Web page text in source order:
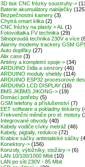
3D tisk CNC frézky soustruhy->
Baterie akumulátory nabíječky
Bezpečnostní kamery (3)
Chytrá smart klika (2)
CNC frézky na plasty + AL
(1)
Fotovoltaika FV technika (29)
Silnoproudá technika 230V a více
Alarmy modemy trackery GSM
Auto doplňky (27)
Alix case (3)
Antény a kompletní spoje-> (34)
ARDUINO čidla a senzory (46)
ARDUINO moduly shieldy (114)
ARDUINO ESP32 procesorové
ARDUINO LCD DISPLAY (16)
BMS JKBMS JIKONG-> (19)
Domácí potřeby (5)
GSM telefony a příslušenství (7)
EET software a pokladny tiskárny
Frekvenční měniče pro el. motory
Integrované obvody (40)
Kabely vodiče cívky metráž (46)
Kabely, pigtaily, redukce (72)
Krabice sáčky antistatické sáčky
Konektory-> (156)
Konzoly, výložníky, stožáry-> (6)
LAN 10/100/1000 Mbit (10)
LAN po síti 230V - 85 Mbit